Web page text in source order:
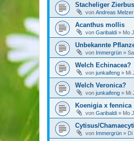
Stacheliger
von Andreas Melzer
Acanthus mollis
von Garibaldi » Mo
Unbekannte
von Immergrün »
Welch Echinacea?
von junkaifeng » Mi
Welch Veronica?
von junkaifeng » Mi
Koenigia x fennica
von Garibaldi » Mo
Cytisus/
von Immergrün » Di